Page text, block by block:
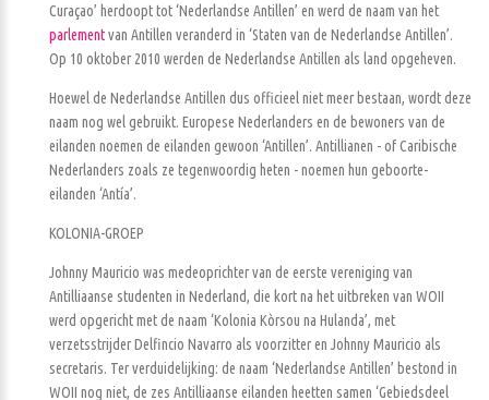
Curaçao’ herdoopt tot ‘Nederlandse Antillen’ en werd de naam van het
parlementvan Antillen veranderd in ‘Staten van de Nederlandse Antillen’.
Op 10 oktober 2010 werden de Nederlandse Antillen als land opgeheven.
Hoewel de Nederlandse Antillen dus officieel niet meer bestaan, wordt deze
naam nog wel gebruikt. Europese Nederlanders en de bewoners van de
eilanden noemen de eilanden gewoon ‘Antillen’. Antillianen - of Caribische
Nederlanders zoals ze tegenwoordig heten - noemen hun geboorte-
eilanden ‘Antía’.
KOLONIA-GROEP
Johnny Mauricio was medeoprichter van de eerste vereniging van
Antilliaanse studenten in Nederland, die kort na het uitbreken van WOII
werd opgericht met de naam ‘Kolonia Kòrsou na Hulanda’, met
verzetsstrijder Delfincio Navarro als voorzitter en Johnny Mauricio als
secretaris. Ter verduidelijking: de naam ‘Nederlandse Antillen’ bestond in
WOII nog niet, de zes Antilliaanse eilanden heetten samen ‘Gebiedsdeel